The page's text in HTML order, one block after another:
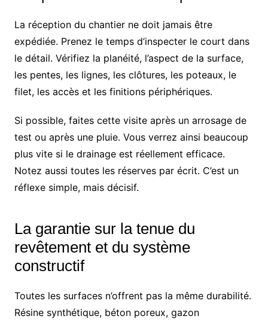
La réception du chantier ne doit jamais être
expédiée. Prenez le temps d’inspecter le court dans
le détail. Vérifiez la planéité, l’aspect de la surface,
les pentes, les lignes, les clôtures, les poteaux, le
filet, les accès et les finitions périphériques.
Si possible, faites cette visite après un arrosage de
test ou après une pluie. Vous verrez ainsi beaucoup
plus vite si le drainage est réellement efficace.
Notez aussi toutes les réserves par écrit. C’est un
réflexe simple, mais décisif.
La garantie sur la tenue du
revêtement et du système
constructif
Toutes les surfaces n’offrent pas la même durabilité.
Résine synthétique, béton poreux, gazon